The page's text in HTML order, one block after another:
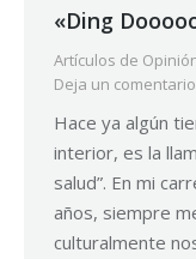
«Ding
Artículos de
Deja un comentario
Hace ya algún
interior, es la
salud”. En mi
años, siempre
culturalmente